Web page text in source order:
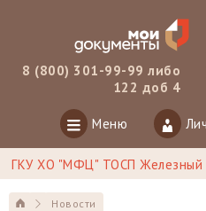
8 (800) 301-99-99 либо
122 доб 4
Меню
Новости